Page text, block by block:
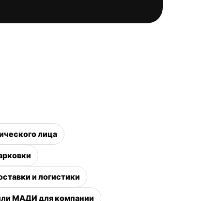
лица
и логистики
МАДИ для компании